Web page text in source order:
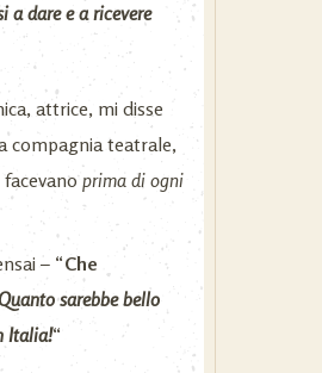
a dare e a ricevere
attrice, mi disse
compagnia teatrale,
prima di ogni
– “Che
sarebbe bello
Italia!“